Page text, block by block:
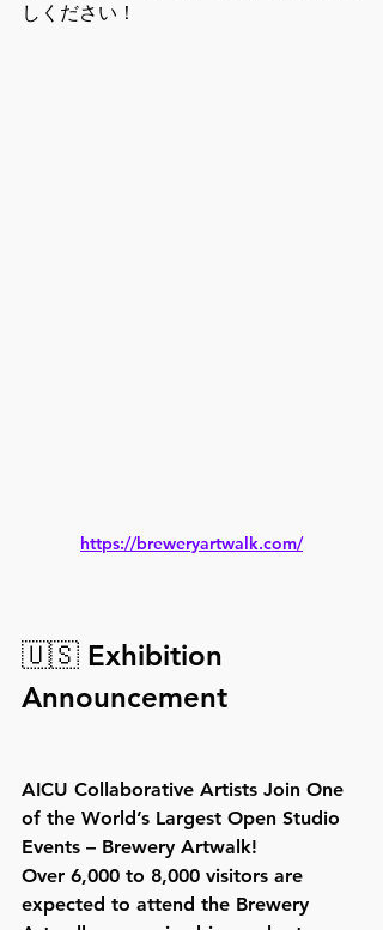
しください！
https://breweryartwalk.com/
🇺🇸 Exhibition
Announcement
AICU Collaborative Artists Join One
of the World’s Largest Open Studio
Events – Brewery Artwalk!
Over 6,000 to 8,000 visitors are
expected to attend the Brewery